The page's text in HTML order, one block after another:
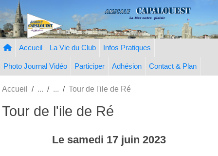
Accueil La Vie du Club Infos Pratiques
Photo Journal Vidéo Participer Adhésion Contact & Plan
Accueil Tour de l'ile de Ré
Tour de l'ile de Ré
Le samedi 17 juin 2023
Panneau de gestion des cookies